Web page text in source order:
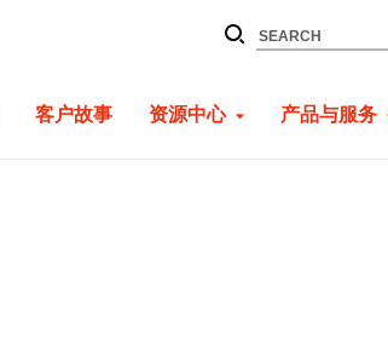
客户故事 资源中心 产品与服务